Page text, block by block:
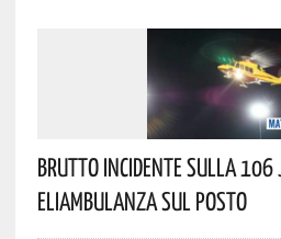
Brutto Incidente Sulla 106
Eliambulanza Sul Posto